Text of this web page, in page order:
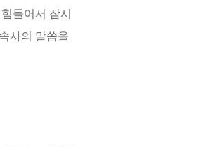
들어서 잠시
사의 말씀을